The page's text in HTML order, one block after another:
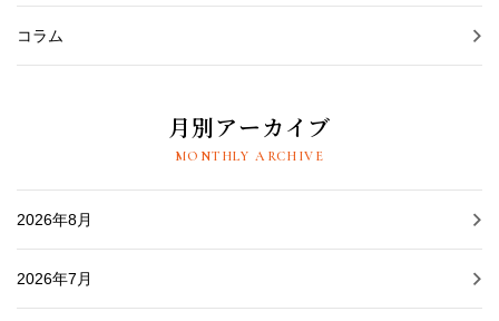
コラム
月別アーカイブ
MONTHLY ARCHIVE
2026年8月
2026年7月